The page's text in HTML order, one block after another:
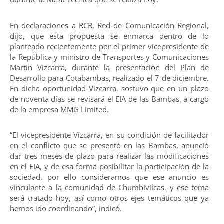
En declaraciones a RCR, Red de Comunicación Regional,
dijo, que esta propuesta se enmarca dentro de lo
planteado recientemente por el primer vicepresidente de
la República y ministro de Transportes y Comunicaciones
Martín Vizcarra, durante la presentación del Plan de
Desarrollo para Cotabambas, realizado el 7 de diciembre.
En dicha oportunidad Vizcarra, sostuvo que en un plazo
de noventa días se revisará el EIA de las Bambas, a cargo
de la empresa MMG Limited.
“El vicepresidente Vizcarra, en su condición de facilitador
en el conflicto que se presentó en las Bambas, anunció
dar tres meses de plazo para realizar las modificaciones
en el EIA, y de esa forma posibilitar la participación de la
sociedad, por ello consideramos que ese anuncio es
vinculante a la comunidad de Chumbivilcas, y ese tema
será tratado hoy, así como otros ejes temáticos que ya
hemos ido coordinando”, indicó.